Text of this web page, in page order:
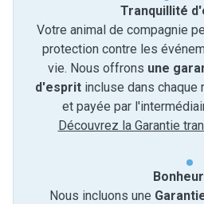
Tranquillité
Votre animal de compagnie
protection contre les
vie. Nous offrons une
d'esprit incluse dans
et payée par
Découvrez la Garantie
Bonheur
Nous incluons une